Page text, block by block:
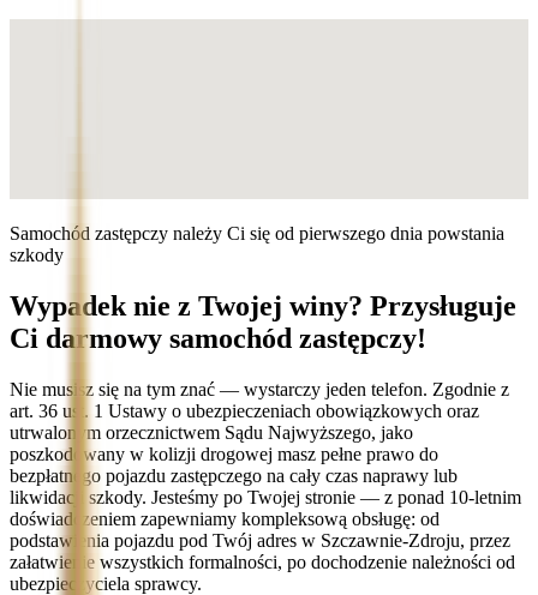
Samochód zastępczy należy Ci się od pierwszego dnia powstania
szkody
Wypadek nie z Twojej winy? Przysługuje
Ci darmowy samochód zastępczy!
Nie musisz się na tym znać — wystarczy jeden telefon. Zgodnie z
art. 36 ust. 1 Ustawy o ubezpieczeniach obowiązkowych oraz
utrwalonym orzecznictwem Sądu Najwyższego, jako
poszkodowany w kolizji drogowej masz pełne prawo do
bezpłatnego pojazdu zastępczego na cały czas naprawy lub
likwidacji szkody. Jesteśmy po Twojej stronie — z ponad 10-letnim
doświadczeniem zapewniamy kompleksową obsługę: od
podstawienia pojazdu pod Twój adres w Szczawnie-Zdroju, przez
załatwienie wszystkich formalności, po dochodzenie należności od
ubezpieczyciela sprawcy.